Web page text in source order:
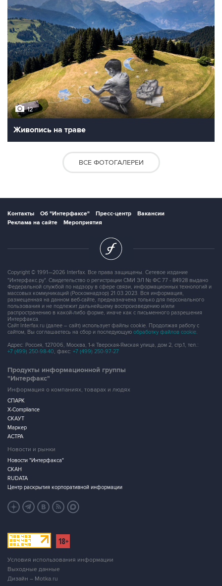
12
Живопись на траве
ВСЕ ФОТОГАЛЕРЕИ
Контакты Об "Интерфаксе" Пресс-центр
Вакансии
Реклама на сайте
Мероприятия
Copyright © 1991—2026 Interfax. Все права защищены. Сетевое издание
"Интерфакс.ру". Свидетельство о регистрации СМИ ЭЛ № ФС 77 - 84928 выдано
Федеральной службой по надзору в сфере связи, информационных технологий и
массовых коммуникаций (Роскомнадзор) 21.03.2023. Вся информация,
размещенная на данном веб-сайте, предназначена только для персонального
пользования и не подлежит дальнейшему воспроизведению и/или
распространению в какой-либо форме, иначе как с письменного разрешения
Интерфакса.
Сайт Interfax.ru (далее – сайт) использует файлы cookie. Продолжая работу с
сайтом, Вы соглашаетесь на сбор и последующую обработку файлов cookie.
Адрес: Россия, 127006, Москва, 1-я Тверская-Ямская улица, дом 2, стр.1, тел.:
+7 (499) 250-98-40, факс: +7 (499) 250-97-27
Продукты информационной группы
"Интерфакс"
Информация о компаниях, товарах и людях
СПАРК
X-Compliance
СКАУТ
Маркер
АСТРА
Новости и рынки
Новости "Интерфакса"
СКАН
RUDATA
Центр раскрытия корпоративной информации
Условия использования информации
Выходные данные
Дизайн – Motka.ru